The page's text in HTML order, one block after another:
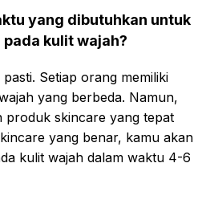
yang dibutuhkan untuk
kulit wajah?
Setiap orang memiliki
yang berbeda. Namun,
produk skincare yang tepat
yang benar, kamu akan
kulit wajah dalam waktu 4-6